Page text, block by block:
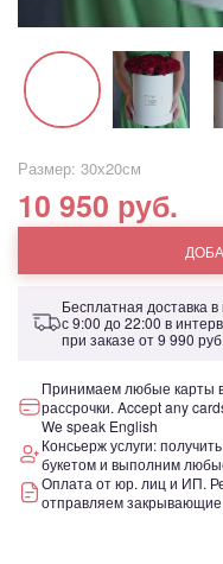
Размер: 30х20см
10 950 руб.
Бесплатная доставка
с 9:00 до 22:00 в
при заказе от9 990 руб.
Принимаем любые карты
рассрочки. Accept any
We speak English
Консьерж услуги:
букетом и выполним
Оплата от юр. лиц и ИП.
отправляем